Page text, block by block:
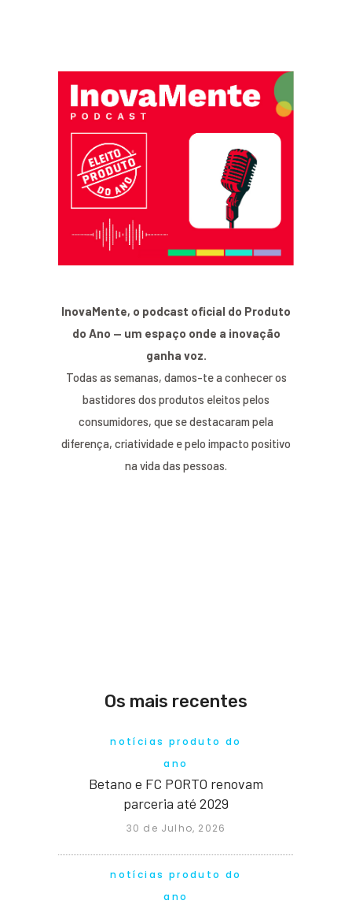
InovaMente, o podcast oficial do Produto
do Ano — um espaço onde a inovação
ganha voz.
Todas as semanas, damos-te a conhecer os
bastidores dos produtos eleitos pelos
consumidores, que se destacaram pela
diferença, criatividade e pelo impacto positivo
na vida das pessoas.
Os mais recentes
notícias produto do
ano
Betano e FC PORTO renovam
parceria até 2029
30 de Julho, 2026
notícias produto do
ano